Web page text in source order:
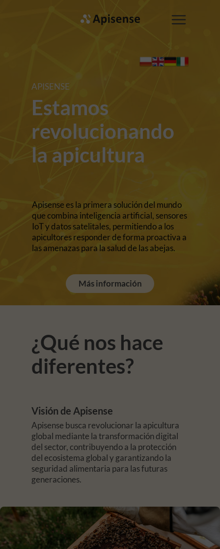
APISENSE
Estamos
revolucionando
la apicultura
Apisense es la primera solución del mundo
que combina inteligencia artificial, sensores
IoT y datos satelitales, permitiendo a los
apicultores responder de forma proactiva a
las amenazas para la salud de las abejas.
Más información
¿Qué nos hace
diferentes?
Visión de Apisense
Apisense busca revolucionar la apicultura
global mediante la transformación digital
del sector, contribuyendo a la protección
del ecosistema global y garantizando la
seguridad alimentaria para las futuras
generaciones.